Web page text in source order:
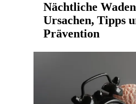
Nächtliche
Ursachen, Tipps
Prävention
RYZR | 20. Februar 2026
unvermittelt auf und reißen
Schlaf. Plötzlich mitten in der
der Muskel zusa...
Mehr lesen